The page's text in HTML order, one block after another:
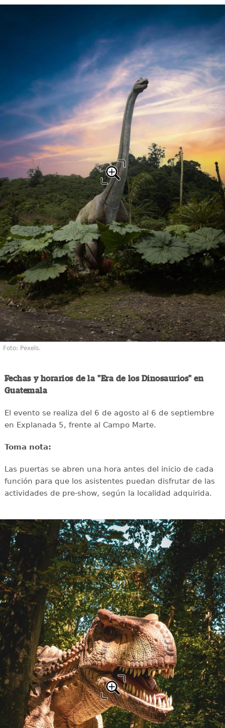
Foto: Pexels.
Fechas y horarios de la "Era de los Dinosaurios" en
Guatemala
El evento se realiza del 6 de agosto al 6 de septiembre
en Explanada 5, frente al Campo Marte.
Toma nota:
Las puertas se abren una hora antes del inicio de cada
función para que los asistentes puedan disfrutar de las
actividades de pre-show, según la localidad adquirida.